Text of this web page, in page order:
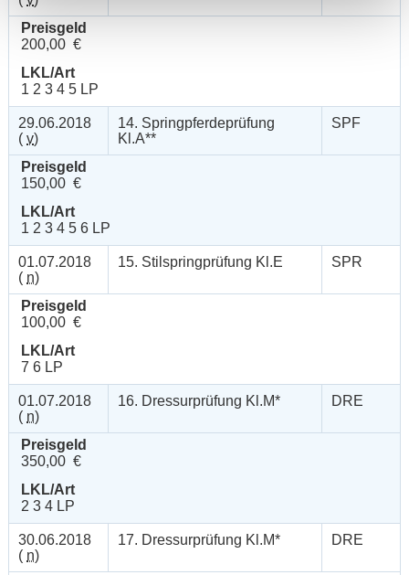
Preisgeld
200,00 €
LKL/Art
1 2 3 4 5 LP
29.06.2018
( v)
14. Springpferdeprüfung
Kl.A**
SPF
Preisgeld
150,00 €
LKL/Art
1 2 3 4 5 6 LP
01.07.2018
( n)
15. Stilspringprüfung Kl.E SPR
Preisgeld
100,00 €
LKL/Art
7 6 LP
01.07.2018
( n)
16. Dressurprüfung Kl.M* DRE
Preisgeld
350,00 €
LKL/Art
2 3 4 LP
30.06.2018
( n)
17. Dressurprüfung Kl.M* DRE